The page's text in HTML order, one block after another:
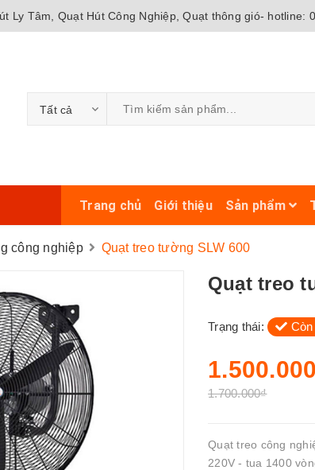
Ly Tâm, Quạt Hút Công Nghiệp, Quạt thông gió- hotline:
Tất cả
Trang chủ Giới thiệu Sản phẩm
công nghiệp Quạt treo tường SLW 600
Quạt treo
Trạng thái:
1.700.000₫
Quạt treo công
220V - tua 1400